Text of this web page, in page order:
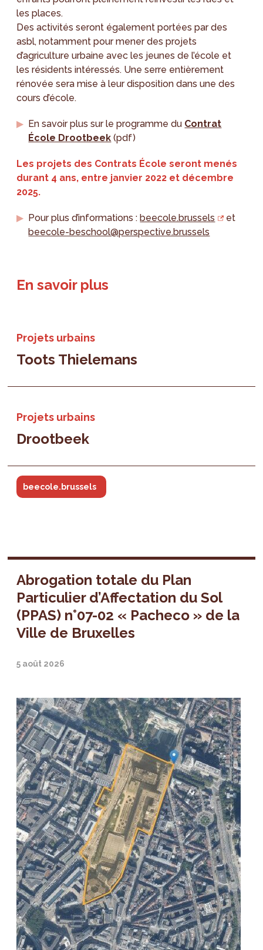
les places.
Des activités seront également portées par des
asbl, notamment pour mener des projets
d’agriculture urbaine avec les jeunes de l’école et
les résidents intéressés. Une serre entièrement
rénovée sera mise à leur disposition dans une des
cours d’école.
En savoir plus sur le programme du Contrat
École Drootbeek (pdf)
Les projets des Contrats École seront menés
durant 4 ans, entre janvier 2022 et décembre
2025.
Pour plus d’informations : beecole.brussels
et
beecole-beschool@perspective.brussels
En savoir plus
Projets urbains
Toots Thielemans
Projets urbains
Drootbeek
beecole.brussels
Abrogation totale du Plan
Particulier d’Affectation du Sol
(PPAS) n°07-02 « Pacheco » de la
Ville de Bruxelles
5 août 2026